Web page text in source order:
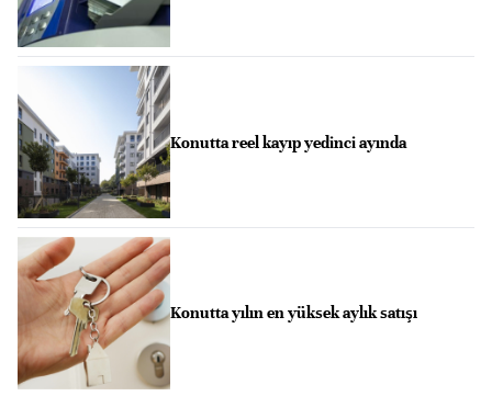
Konutta reel kayıp yedinci ayında
Konutta yılın en yüksek aylık satışı